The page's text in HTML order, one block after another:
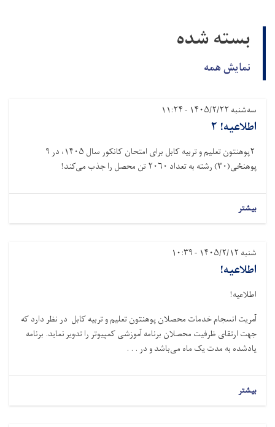
بسته شده
نمایش همه
سه‌شنبه ۱۴۰۵/۲/۲۲ - ۱۱:۲۴
اطلاعیه! ۲
۲پوهنتون تعلیم و تربیه کابل برای امتحان کانکور سال ۱۴۰۵، در ۹
پوهنځی(۳۰) رشته به تعداد ۲۰۶۰ تن محصل را جذب می‌کند!
بیشتر
شنبه ۱۴۰۵/۲/۱۲ - ۱۰:۳۹
اطلاعیه!
اطلاعیه!
آمریت انسجام خدمات محصلان پوهنتون تعلیم و تربیه کابل در نظر دارد که
جهت ارتقای ظرفیت محصلان برنامه آموزشی کمپیوتر را تدویر نماید. برنامه
یادشده به مدت یک ماه می‌باشد و در . . .
بیشتر